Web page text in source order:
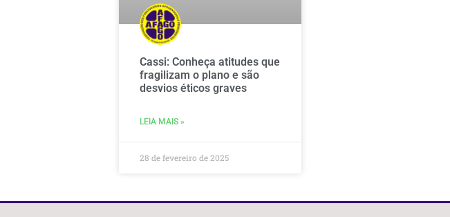
Cassi: Conheça atitudes que
fragilizam o plano e são
desvios éticos graves
LEIA MAIS »
28 de fevereiro de 2025